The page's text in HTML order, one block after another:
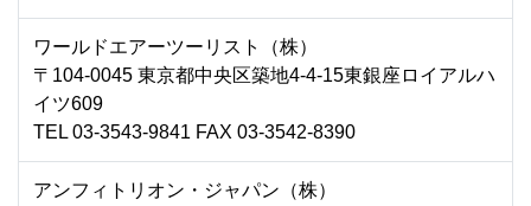
ワールドエアーツーリスト（株）
〒104-0045 東京都中央区築地4-4-15東銀座ロイアルハ
イツ609
TEL 03-3543-9841 FAX 03-3542-8390
アンフィトリオン・ジャパン（株）